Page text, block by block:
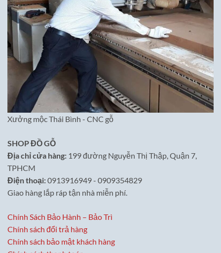
Xưởng mộc Thái Bình - CNC gỗ
SHOP ĐỒ GỖ
Địa chỉ cửa hàng: 199 đường Nguyễn Thị Thập, Quận 7,
TPHCM
Điện thoại:0913916949 - 0909354829
Giao hàng lắp ráp tận nhà miễn phí.
Chính Sách Bảo Hành – Bảo Trì
Chính sách đổi trả hàng
Chính sách bảo mật khách hàng